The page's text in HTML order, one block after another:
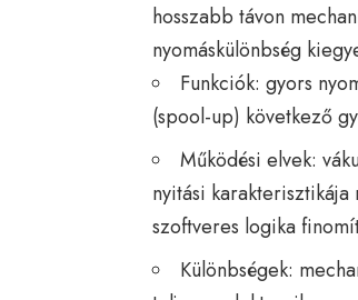
hosszabb távon
nyomáskülönbség
Funkciók: gyors
(spool-up) következő
Működési elvek:
nyitási
szoftveres logika
Különbségek: